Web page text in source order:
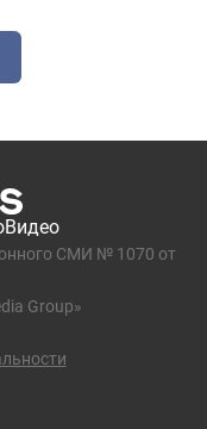
Видео
СМИ № 1070 от
Group»